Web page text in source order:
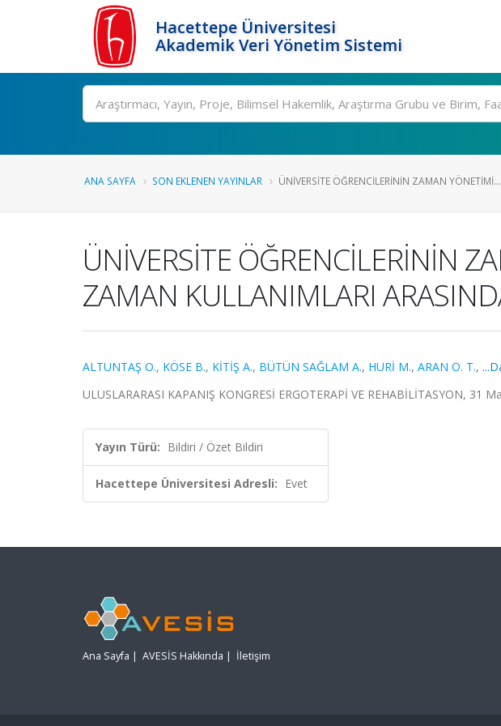
Hacettepe Üniversitesi
Akademik Veri Yönetim Sistemi
Ara
ANA SAYFA SON EKLENEN YAYINLAR ÜNİVERSİTE ÖĞRENCİLERİNİN ZAMAN YÖNETİMİ...
ÜNİVERSİTE ÖĞRENCİLERİNİN
ZAMAN KULLANIMLARI
ALTUNTAŞ O., KÖSE B., KİTİŞ A., BÜTÜN SAĞLAM A., HURİ M., ARAN O. T.,
ULUSLARARASI KAPANIŞ KONGRESİ ERGOTERAPİ VE REHABİLİTASYON, 31
Yayın Türü: Bildiri / Özet Bildiri
Hacettepe Üniversitesi Adresli: Evet
Ana Sayfa | AVESİS Hakkında | İletişim